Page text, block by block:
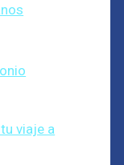
viaje a